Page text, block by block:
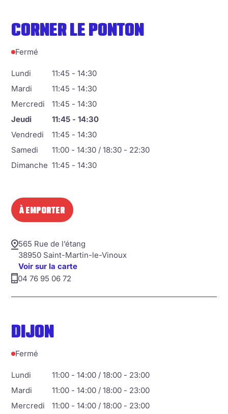
CORNER LE PONTON
À EMPORTER
Fermé
Lundi
11:45 - 14:30
Mardi
11:45 - 14:30
Mercredi
11:45 - 14:30
Jeudi
11:45 - 14:30
Vendredi
11:45 - 14:30
Samedi
11:00 - 14:30 / 18:30 - 22:30
Dimanche 11:45 - 14:30
565 Rue de l’étang
38950 Saint-Martin-le-Vinoux
Voir sur la carte
04 76 95 06 72
DIJON
Fermé
Lundi
11:00 - 14:00 / 18:00 - 23:00
Mardi
11:00 - 14:00 / 18:00 - 23:00
Mercredi
11:00 - 14:00 / 18:00 - 23:00